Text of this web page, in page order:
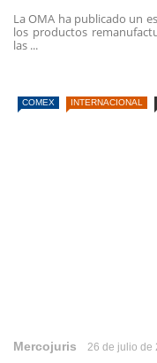
La OMA ha publicado un
los productos
las ...
COMEX INTERNACIONAL
Mercojuris 26 de julio de